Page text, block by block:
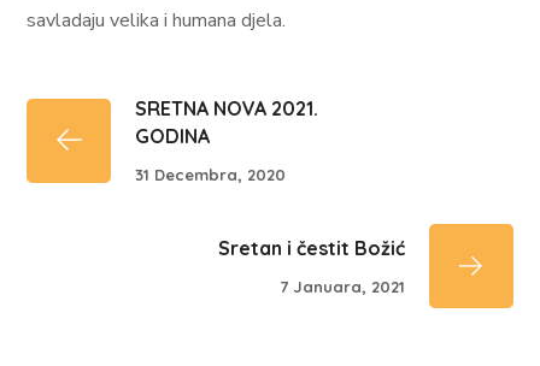
savladaju velika i humana djela.
SRETNA NOVA 2021.
GODINA
31 Decembra, 2020
Sretan i čestit Božić
7 Januara, 2021